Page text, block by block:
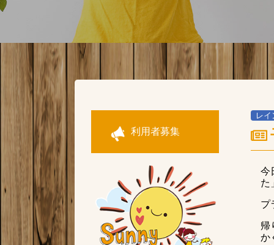
レイ
今
た
プ
帰
か
利用者募集